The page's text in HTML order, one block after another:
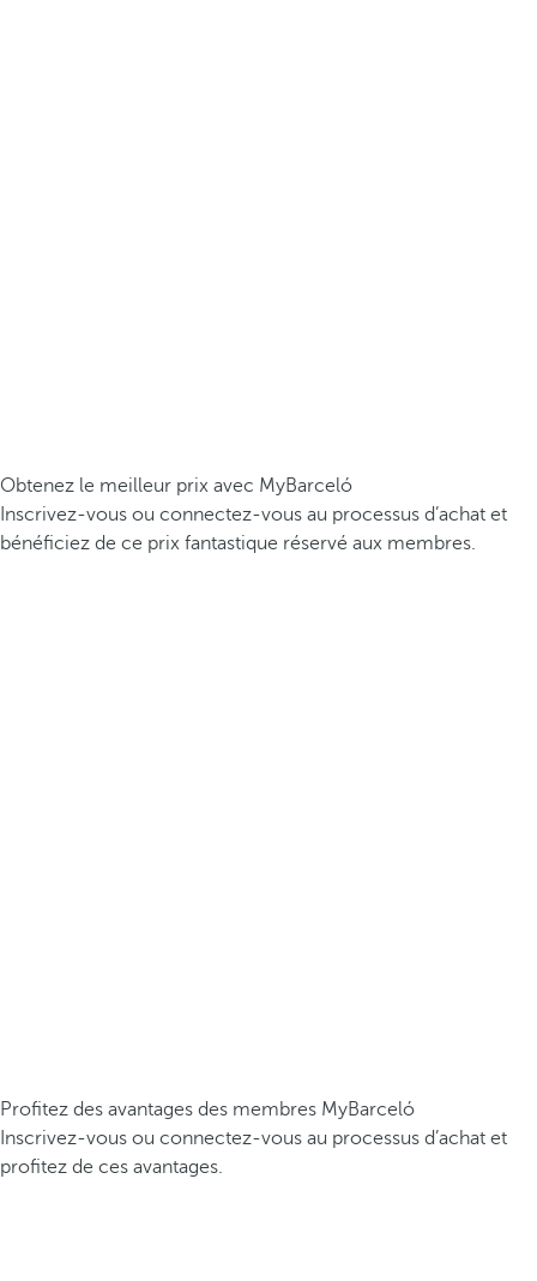
Obtenez le meilleur prix avec MyBarceló
Inscrivez-vous ou connectez-vous au processus d’achat et
bénéficiez de ce prix fantastique réservé aux membres.
Profitez des avantages des membres MyBarceló
Inscrivez-vous ou connectez-vous au processus d’achat et
profitez de ces avantages.